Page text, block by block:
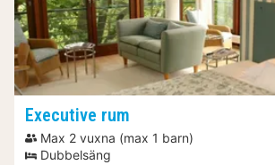
Executive rum
Max 2 vuxna (max 1 barn)
Dubbelsäng